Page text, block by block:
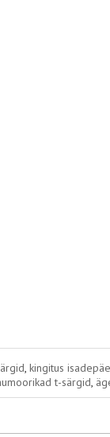
, kingitus
t-särgid,